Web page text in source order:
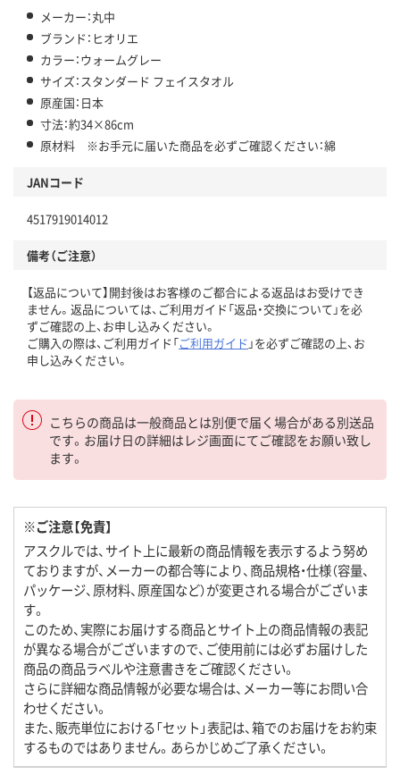
メーカー：丸中
ブランド：ヒオリエ
カラー：ウォームグレー
サイズ：スタンダード フェイスタオル
原産国：日本
寸法：約34×86cm
原材料 ※お手元に届いた商品を必ずご確認ください：綿
JANコード
4517919014012
備考（ご注意）
【返品について】開封後はお客様のご都合による返品はお受けでき
ません。返品については、ご利用ガイド「返品・交換について」を必
ずご確認の上、お申し込みください。
ご購入の際は、ご利用ガイド「ご利用ガイド 」を必ずご確認の上、お
申し込みください。
こちらの商品は一般商品とは別便で届く場合がある別送品
です。お届け日の詳細はレジ画面にてご確認をお願い致し
ます。
※ご注意【免責】
アスクルでは、サイト上に最新の商品情報を表示するよう努め
ておりますが、メーカーの都合等により、商品規格・仕様（容量、
パッケージ、原材料、原産国など）が変更される場合がございま
す。
このため、実際にお届けする商品とサイト上の商品情報の表記
が異なる場合がございますので、ご使用前には必ずお届けした
商品の商品ラベルや注意書きをご確認ください。
さらに詳細な商品情報が必要な場合は、メーカー等にお問い合
わせください。
また、販売単位における「セット」表記は、箱でのお届けをお約束
するものではありません。あらかじめご了承ください。